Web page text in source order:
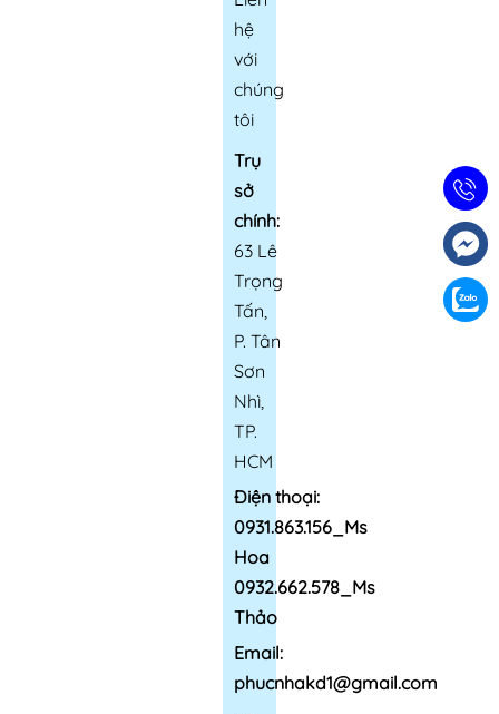
hệ
với
chúng
tôi
Trụ
sở
chính:
63 Lê
Trọng
Tấn,
P. Tân
Sơn
Nhì,
TP.
HCM
Điện thoại:
0931.863.156_Ms
Hoa
0932.662.578_Ms
Thảo
Email:
phucnhakd1@gmail.com